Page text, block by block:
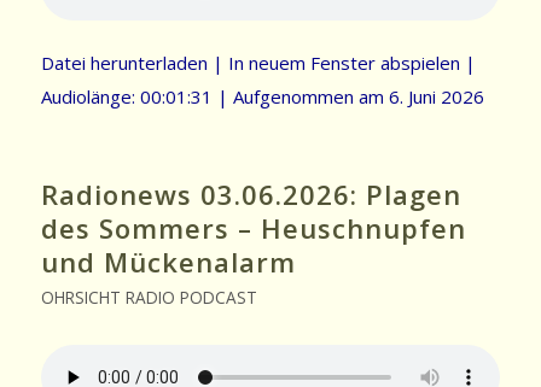
Datei herunterladen | In neuem Fenster abspielen |
Audiolänge: 00:01:31 | Aufgenommen am 6. Juni 2026
Radionews 03.06.2026: Plagen
des Sommers – Heuschnupfen
und Mückenalarm
OHRSICHT RADIO PODCAST